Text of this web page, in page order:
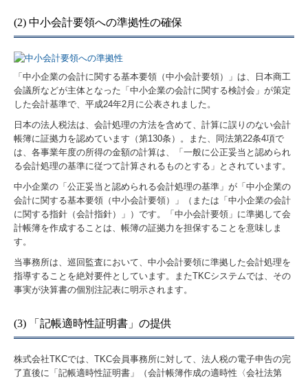
(2) 中小会計要領への準拠性の確保
「中小企業の会計に関する基本要領（中小会計要領）」は、日本商工
会議所などが主体となった「中小企業の会計に関する検討会」が策定
した会計基準で、平成24年2月に公表されました。
日本の法人税法は、会計処理の方法を含めて、計算に誤りのない会計
帳簿に証拠力を認めています（第130条）。また、同法第22条4項で
は、各事業年度の所得の金額の計算は、「一般に公正妥当と認められ
る会計処理の基準に従つて計算されるものとする」とされています。
中小企業の「公正妥当と認められる会計処理の基準」が「中小企業の
会計に関する基本要領（中小会計要領）」（または「中小企業の会計
に関する指針（会計指針）」）です。「中小会計要領」に準拠して会
計帳簿を作成することは、帳簿の証拠力を担保することを意味しま
す。
当事務所は、巡回監査において、中小会計要領に準拠した会計処理を
指導することを絶対要件としています。またTKCシステムでは、その
事実が決算書の個別注記表に明示されます。
(3) 「記帳適時性証明書」の提供
株式会社TKCでは、TKC会員事務所に対して、法人税の電子申告の完
了直後に「記帳適時性証明書」（会計帳簿作成の適時性〈会社法第